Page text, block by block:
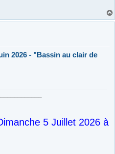
2026 - "Bassin au clair de
5 Juillet 2026 à